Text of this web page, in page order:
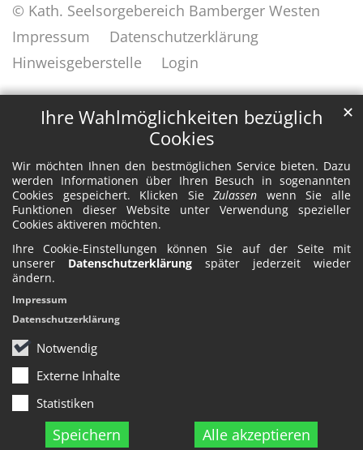
Ihre Wahlmöglichkeiten bezüglich
Cookies
Wir möchten Ihnen den bestmöglichen Service bieten. Dazu
werden Informationen über Ihren Besuch in sogenannten
Cookies gespeichert. Klicken SieZulassen wenn Sie alle
Funktionen dieser Website unter Verwendung spezieller
Cookies aktiveren möchten.
Ihre Cookie-Einstellungen können Sie auf der Seite mit
unserer Datenschutzerklärung später jederzeit wieder
ändern.
Notwendig
Externe Inhalte
Statistiken
Speichern Alle akzeptieren
✕
Impressum
Datenschutzerklärung
© Kath. Seelsorgebereich Bamberger Westen
Impressum
Datenschutzerklärung
Hinweisgeberstelle
Login